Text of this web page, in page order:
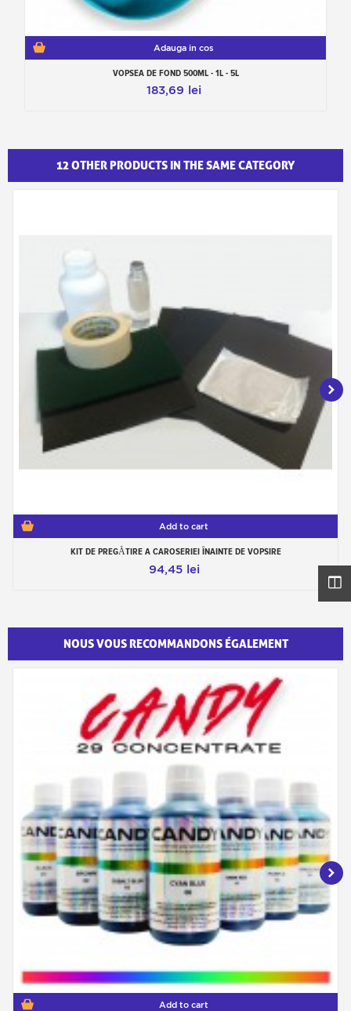
Adauga in cos
VOPSEA DE FOND 500ML - 1L - 5L
183,69 lei
12 OTHER PRODUCTS IN THE SAME CATEGORY
Add to cart
KIT DE PREGĂTIRE A CAROSERIEI ÎNAINTE DE VOPSIRE
94,45 lei
NOUS VOUS RECOMMANDONS ÉGALEMENT
Add to cart